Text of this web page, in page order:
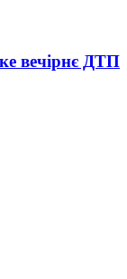
вечірнє ДТП